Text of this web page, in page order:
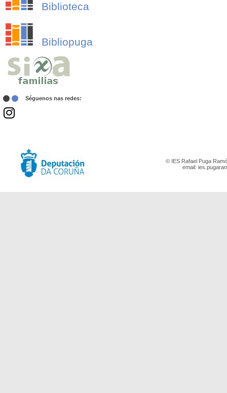
Biblioteca
Bibliopuga
Séguenos nas redes:
© IES Rafael Puga
email: